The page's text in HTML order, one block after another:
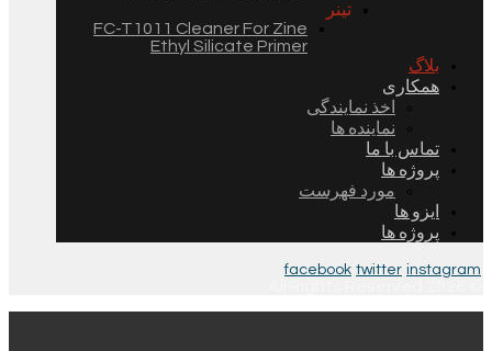
تینر
FC-T1011 Cleaner For Zine
Ethyl Silicate Primer
بلاگ
همکاری
اخذ نمایندگی
نماینده ها
تماس با ما
پروژه ها
مورد فهرست
ایزو ها
پروژه ها
facebook twitter instagram